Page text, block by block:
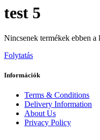
test 5
Nincsenek termékek ebben a
Folytatás
Információk
Terms & Conditions
Delivery Information
About Us
Privacy Policy